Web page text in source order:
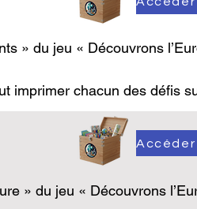
» du jeu « Découvrons
imprimer chacun des défis
de contrôle dit «
» du jeu « Découvrons